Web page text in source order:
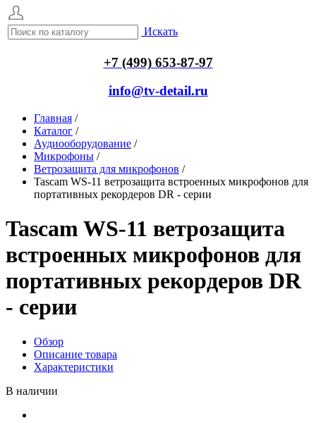
Искать
+7 (499) 653-87-97
info@tv-detail.ru
Главная /
Каталог /
Аудиооборудование /
Микрофоны /
Ветрозащита для микрофонов /
Tascam WS-11 ветрозащита встроенных микрофонов для
портативных рекордеров DR - cерии
Tascam WS-11 ветрозащита
встроенных микрофонов для
портативных рекордеров DR
- cерии
Обзор
Описание товара
Характеристики
В наличии